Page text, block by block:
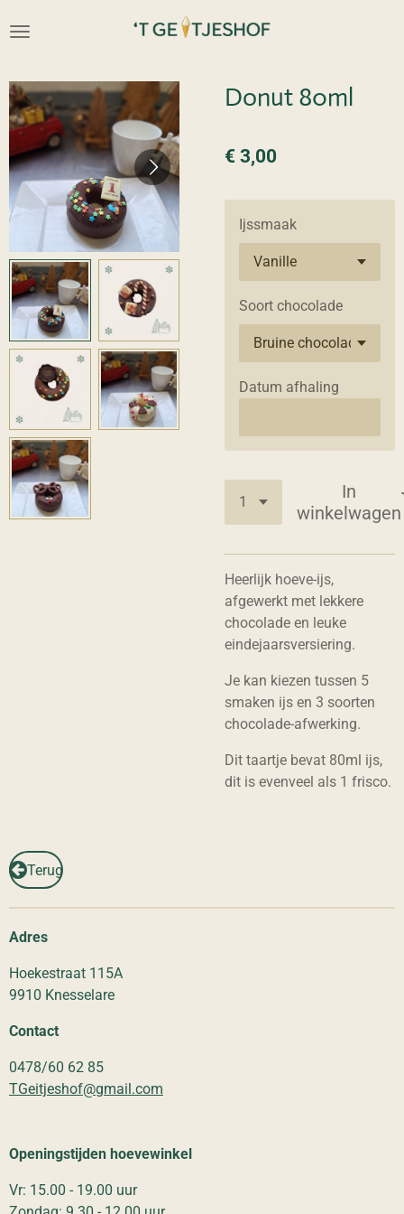
direct
de
hoofdinhoud
Donut 80ml
€ 3,00
Ijssmaak
Soort chocolade
Datum afhaling
In
winkelwagen
Heerlijk hoeve-ijs,
afgewerkt met lekkere
chocolade en leuke
eindejaarsversiering.
Je kan kiezen tussen 5
smaken ijs en 3 soorten
chocolade-afwerking.
Dit taartje bevat 80ml ijs,
dit is evenveel als 1 frisco.
Terug
Adres
Hoekestraat 115A
9910 Knesselare
Contact
0478/60 62 85
TGeitjeshof@gmail.com
Openingstijden hoevewinkel
Vr: 15.00 - 19.00 uur